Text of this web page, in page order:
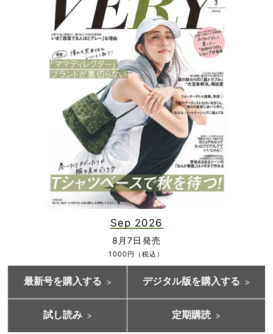
Sep 2026
8月7日発売
1000円（税込）
最新号を購入する デジタル版を購入する
試し読み 定期購読